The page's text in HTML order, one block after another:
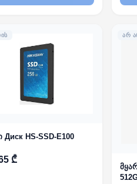
Диск HS-SSD-E100
₾
ᲐᲠ